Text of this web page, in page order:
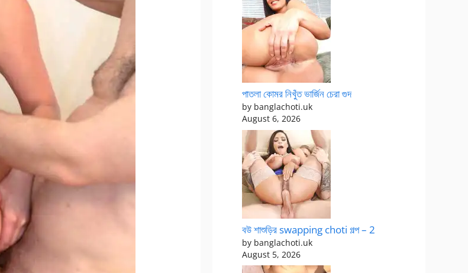
পাতলা কোমর নিখুঁত ভার্জিন চেরা গুদ
by banglachoti.uk
August 6, 2026
বউ শাশুড়ির swapping choti গল্প – 2
by banglachoti.uk
August 5, 2026